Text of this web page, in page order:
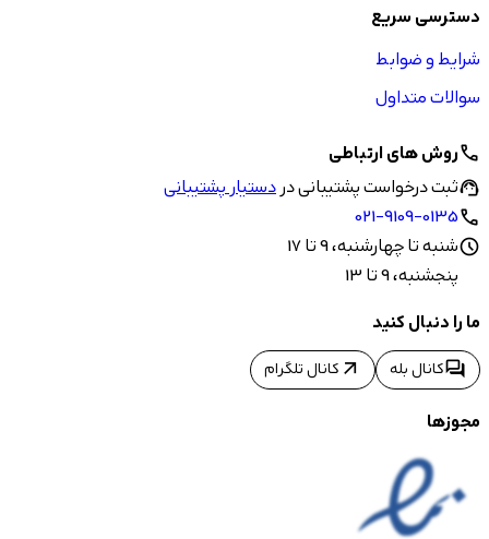
دسترسی سریع
شرایط و ضوابط
سوالات متداول
callروش های ارتباطی
support_agentثبت درخواست پشتیبانی دردستیار پشتیبانی
call
021-9109-0135
scheduleشنبه تا چهارشنبه، 9 تا 17
پنجشنبه، 9 تا 13
ما را دنبال کنید
forumکانال بله arrow_outward کانال تلگرام
مجوزها